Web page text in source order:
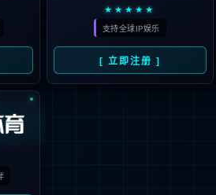
面不存在。可
开的是过期的
或者输入了错
的地址。
秒后